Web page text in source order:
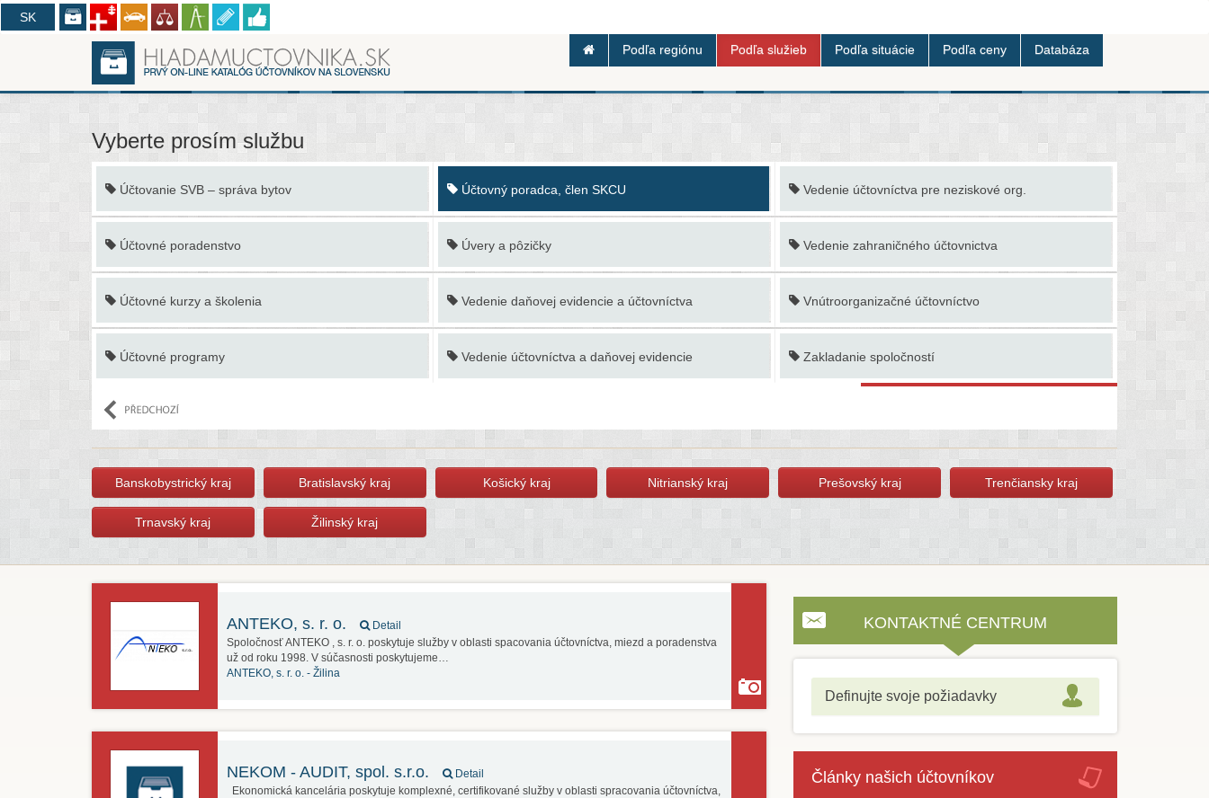
SK
CZ
Podľa regiónu Podľa služieb Podľa situácie Podľa ceny Databáza
Vyberte prosím službu
Účtovanie SVB – správa bytov
Účtovné poradenstvo
Účtovné kurzy a školenia
Účtovné programy
Účtovný poradca, člen SKCU
Úvery a pôzičky
Vedenie daňovej evidencie a účtovníctva
Vedenie účtovníctva a daňovej evidencie
Vedenie účtovníctva pre neziskové org.
Vedenie zahraničného účtovnictva
Vnútroorganizačné účtovníctvo
Zakladanie spoločností
Banskobystrický kraj Bratislavský kraj Košický kraj Nitrianský kraj Prešovský kraj Trenčiansky kraj
Trnavský kraj Žilinský kraj
ANTEKO, s. r. o.
Detail
Spoločnosť ANTEKO , s. r. o. poskytuje služby v oblasti spacovania účtovníctva, miezd a poradenstva
už od roku 1998. V súčasnosti poskytujeme…
ANTEKO, s. r. o. - Žilina
NEKOM - AUDIT, spol. s.r.o.
Detail
Ekonomická kancelária poskytuje komplexné, certifikované služby v oblasti spracovania účtovníctva,
KONTAKTNÉ CENTRUM
Definujte svoje požiadavky
Články našich účtovníkov